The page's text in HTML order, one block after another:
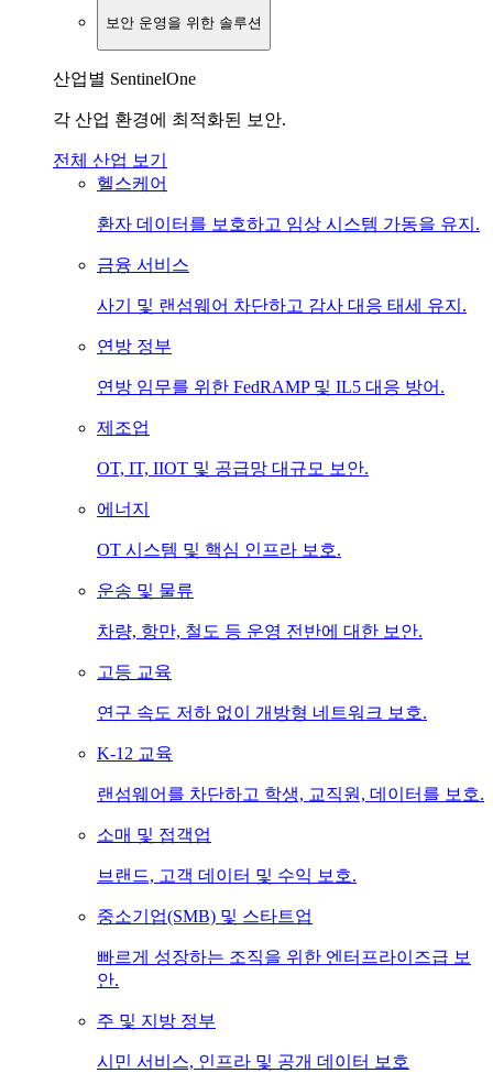
보안 운영을 위한 솔루션
산업별 SentinelOne
각 산업 환경에 최적화된 보안.
전체 산업 보기
헬스케어
환자 데이터를 보호하고 임상 시스템 가동을 유지.
금융 서비스
사기 및 랜섬웨어 차단하고 감사 대응 태세 유지.
연방 정부
연방 임무를 위한 FedRAMP 및 IL5 대응 방어.
제조업
OT, IT, IIOT 및 공급망 대규모 보안.
에너지
OT 시스템 및 핵심 인프라 보호.
운송 및 물류
차량, 항만, 철도 등 운영 전반에 대한 보안.
고등 교육
연구 속도 저하 없이 개방형 네트워크 보호.
K-12 교육
랜섬웨어를 차단하고 학생, 교직원, 데이터를 보호.
소매 및 접객업
브랜드, 고객 데이터 및 수익 보호.
중소기업(SMB) 및 스타트업
빠르게 성장하는 조직을 위한 엔터프라이즈급 보
안.
주 및 지방 정부
시민 서비스, 인프라 및 공개 데이터 보호